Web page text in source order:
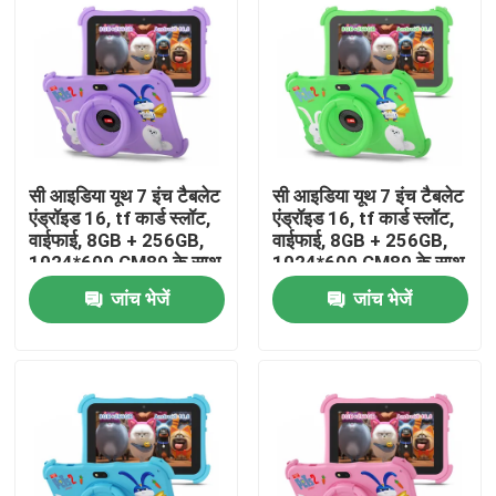
वीआर दिखाएँ
हमारे बारे में
फैक्टरी यात्रा
गुणवत्ता नियंत्रण
समाचार
एक बोली का अनुरोध
सी आइडिया यूथ 7 इंच टैबलेट
एंड्रॉइड 16, tf कार्ड स्लॉट,
वाईफाई, 8GB + 256GB,
1024*600 CM89 के साथ
जांच भेजें
सी आइडिया यूथ 7 इंच टैबलेट
एंड्रॉइड 16, tf कार्ड स्लॉट,
वाईफाई, 8GB + 256GB,
1024*600 CM89 के साथ
जांच भेजें